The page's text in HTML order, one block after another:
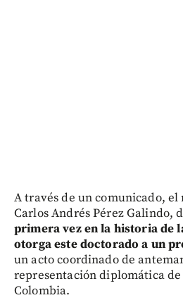
A través de un comunicado, el
Carlos Andrés Pérez Galindo,
primera vez en la historia de
otorga este doctorado a un
un acto coordinado de
representación diplomática
Colombia.